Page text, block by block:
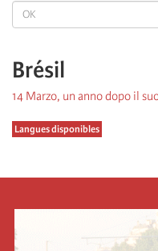
OK
Brésil
14 Marzo, un anno dopo il
Langues disponibles